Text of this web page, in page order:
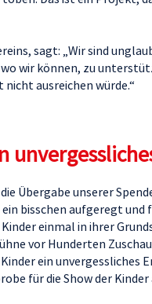
sagt: „Wir sind
wir können, zu
ausreichen würde.“
Übergabe unserer
bisschen aufgeregt und
einmal in ihrer
vor Hunderten
ein unvergessliches
für die Show der Kinder